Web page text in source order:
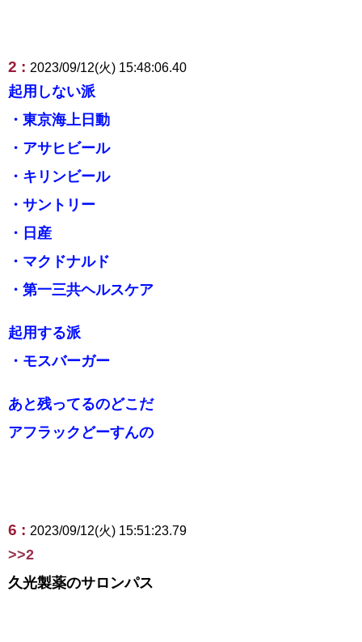
2 : 2023/09/12(火) 15:48:06.40
起用しない派
・東京海上日動
・アサヒビール
・キリンビール
・サントリー
・日産
・マクドナルド
・第一三共ヘルスケア
起用する派
・モスバーガー
あと残ってるのどこだ
アフラックどーすんの
6 : 2023/09/12(火) 15:51:23.79
>>2
久光製薬のサロンパス